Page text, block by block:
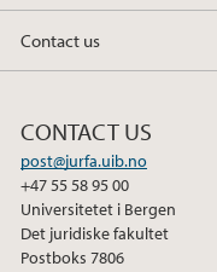
Contact us
CONTACT US
post@jurfa.uib.no
+47 55 58 95 00
Universitetet i Bergen
Det juridiske fakultet
Postboks 7806